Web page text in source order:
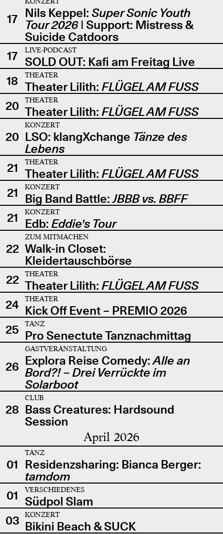
17 Nils Keppel: Super Sonic Youth
Tour 2026| Support: Mistress &
Suicide Catdoors
17
LIVE-PODCAST
SOLD OUT: Kafi am Freitag Live
18
THEATER
Theater Lilith: FLÜGEL AM FUSS
20
THEATER
Theater Lilith: FLÜGEL AM FUSS
20
KONZERT
LSO: klangXchange Tänze des
Lebens
21
THEATER
Theater Lilith: FLÜGEL AM FUSS
21
KONZERT
Big Band Battle:JBBB vs. BBFF
21
KONZERT
Edb: Eddie's Tour
22
ZUM MITMACHEN
Walk-in Closet:
Kleidertauschbörse
22
THEATER
Theater Lilith: FLÜGEL AM FUSS
24
THEATER
Kick Off Event – PREMIO 2026
25
TANZ
Pro Senectute Tanznachmittag
26
GASTVERANSTALTUNG
Explora Reise Comedy:Alle an
Bord?! – Drei Verrückte im
Solarboot
28
CLUB
Bass Creatures: Hardsound
Session
April 2026
01
TANZ
Residenzsharing: Bianca Berger:
tamdom
01
VERSCHIEDENES
Südpol Slam
03
KONZERT
Bikini Beach & SUCK